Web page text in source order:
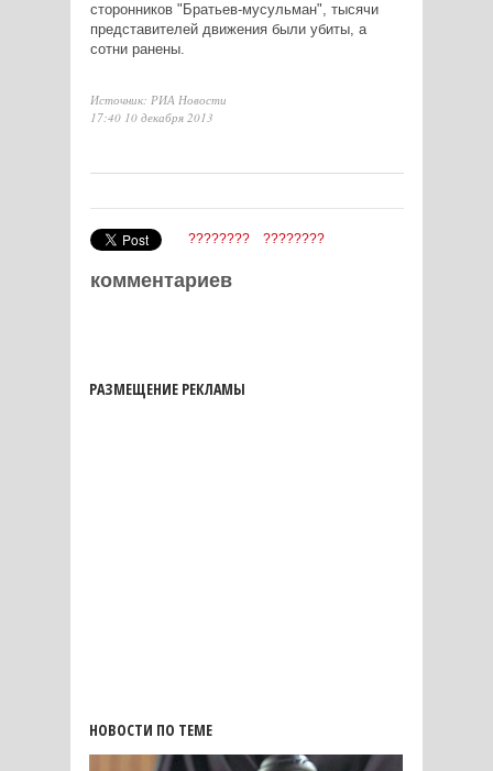
сторонников "Братьев-мусульман", тысячи
представителей движения были убиты, а
сотни ранены.
Источник: РИА Новости
17:40 10 декабря 2013
???????? ????????
комментариев
РАЗМЕЩЕНИЕ РЕКЛАМЫ
НОВОСТИ ПО ТЕМЕ